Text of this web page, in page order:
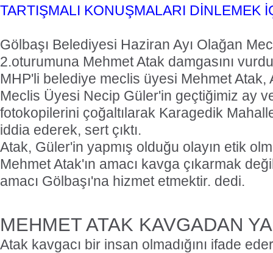
TARTIŞMALI KONUŞMALARI DİNLEMEK
Gölbaşı Belediyesi Haziran Ayı Olağan
2.oturumuna Mehmet Atak damgasını
MHP'li belediye meclis üyesi Mehmet Atak,
Meclis Üyesi Necip Güler'in geçtiğimiz ay
fotokopilerini çoğaltılarak Karagedik
iddia ederek, sert çıktı.
Atak, Güler'in yapmış olduğu olayın etik
Mehmet Atak'ın amacı kavga çıkarmak
amacı Gölbaşı'na hizmet etmektir. dedi.
MEHMET ATAK KAVGADAN
Atak kavgacı bir insan olmadığını ifade